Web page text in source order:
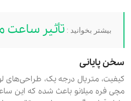
بیشتر بخوانید :تأثیر ساعت
سخن پایانی
کیفیت، متریال درجه یک،
مچی فره میلانو باعث شده که این